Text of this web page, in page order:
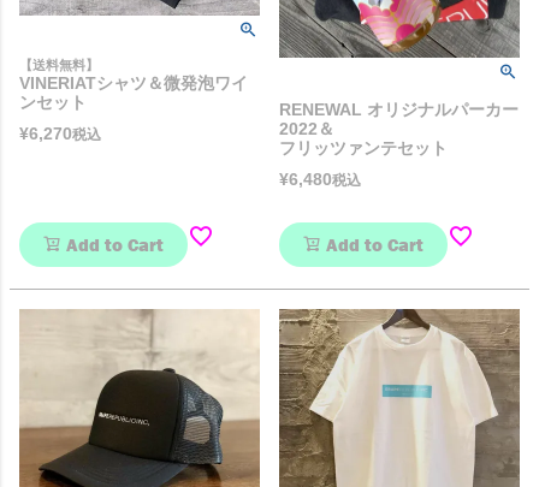
【送料無料】
VINERIATシャツ＆微発泡ワイ
ンセット
¥6,270税込
Add to Cart
RENEWAL オリジナルパーカー
2022＆
フリッツァンテセット
¥6,480税込
Add to Cart